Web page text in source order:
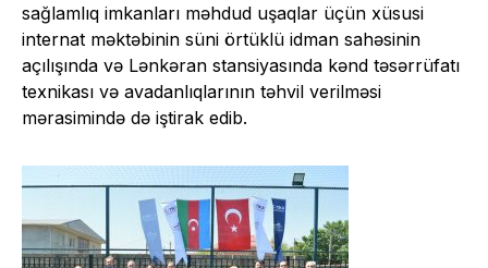
sağlamlıq imkanları məhdud uşaqlar üçün xüsusi
internat məktəbinin süni örtüklü idman sahəsinin
açılışında və Lənkəran stansiyasında kənd təsərrüfatı
texnikası və avadanlıqlarının təhvil verilməsi
mərasimində də iştirak edib.